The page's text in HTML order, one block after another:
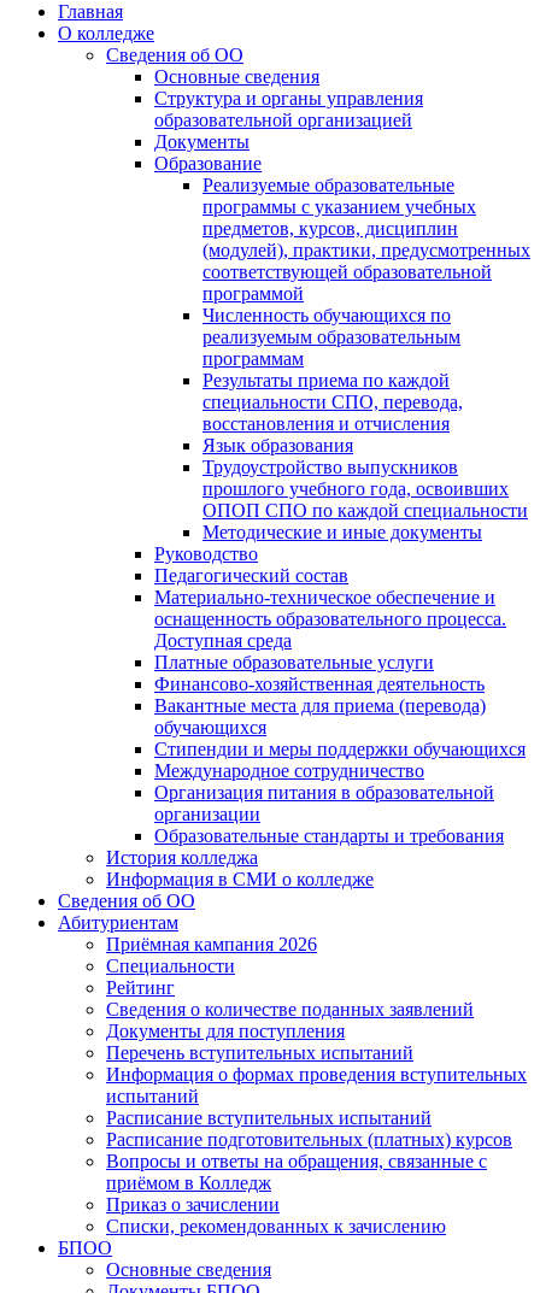
Главная
О колледже
Сведения об ОО
Основные сведения
Структура и органы управления
образовательной организацией
Документы
Образование
Реализуемые образовательные
программы с указанием учебных
предметов, курсов, дисциплин
(модулей), практики, предусмотренных
соответствующей образовательной
программой
Численность обучающихся по
реализуемым образовательным
программам
Результаты приема по каждой
специальности СПО, перевода,
восстановления и отчисления
Язык образования
Трудоустройство выпускников
прошлого учебного года, освоивших
ОПОП СПО по каждой специальности
Методические и иные документы
Руководство
Педагогический состав
Материально-техническое обеспечение и
оснащенность образовательного процесса.
Доступная среда
Платные образовательные услуги
Финансово-хозяйственная деятельность
Вакантные места для приема (перевода)
обучающихся
Стипендии и меры поддержки обучающихся
Международное сотрудничество
Организация питания в образовательной
организации
Образовательные стандарты и требования
История колледжа
Информация в СМИ о колледже
Сведения об ОО
Абитуриентам
Приёмная кампания 2026
Специальности
Рейтинг
Сведения о количестве поданных заявлений
Документы для поступления
Перечень вступительных испытаний
Информация о формах проведения вступительных
испытаний
Расписание вступительных испытаний
Расписание подготовительных (платных) курсов
Вопросы и ответы на обращения, связанные с
приёмом в Колледж
Приказ о зачислении
Списки, рекомендованных к зачислению
БПОО
Основные сведения